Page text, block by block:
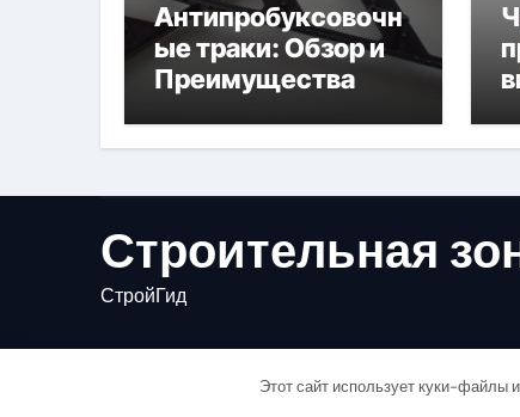
Антипробуксовочн
ые траки: Обзор и
Преимущества
Строительная
СтройГид
Этот сайт использует куки-файлы